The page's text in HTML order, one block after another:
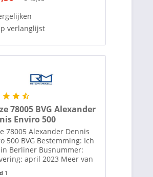
verlanglijst
78005 BVG Alexander
Enviro 500
78005 Alexander Dennis
500 BVG Bestemming: Ich
Berliner Busnummer:
april 2023 Meer van
1